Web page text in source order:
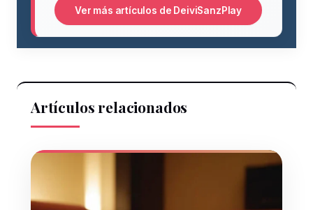
Ver más artículos de DeiviSanzPlay
Artículos relacionados